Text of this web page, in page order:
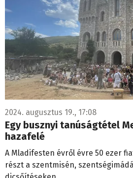
2024. augusztus 19., 17:08
Egy busznyi tanúságtétel
hazafelé
A Mladifesten évről évre 50 ezer
részt a szentmisén,